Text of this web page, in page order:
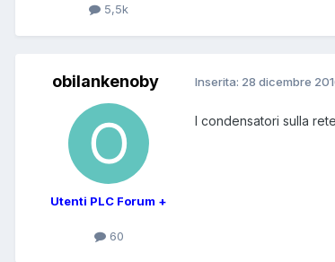
5,5k
obilankenoby
Utenti PLC Forum +
60
Inserita: 28 dicembre
I condensatori sulla